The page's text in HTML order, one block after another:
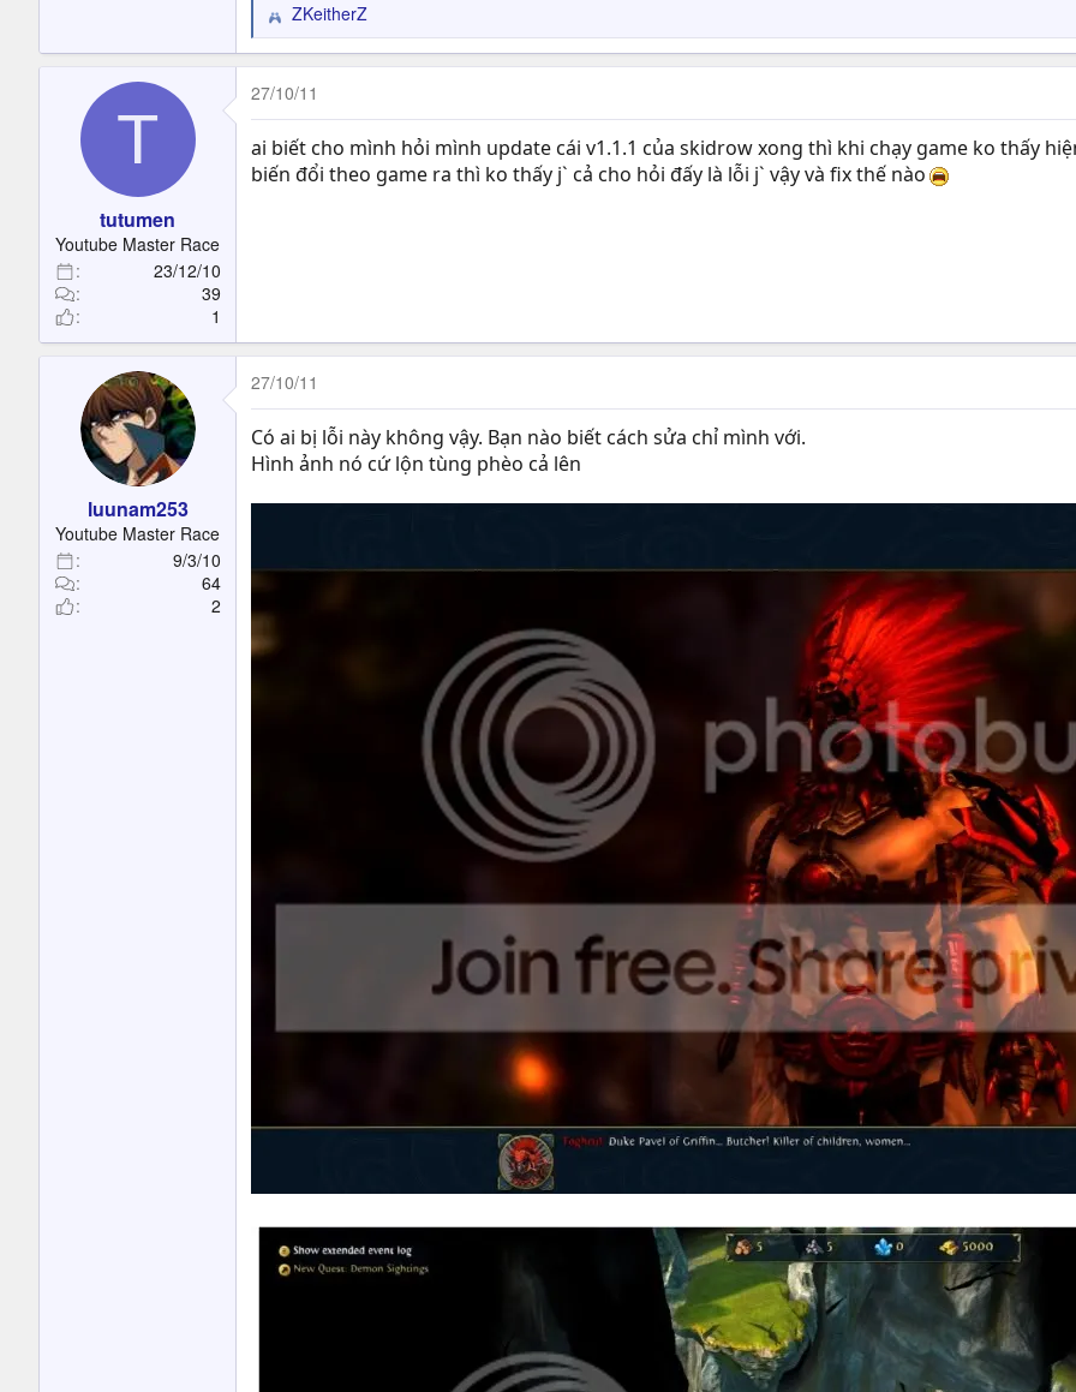
R
e
a
c
t
i
o
n
ZKeitherZ
T
tutumen
Youtube Master Race
23/12/10
39
1
27/10/11
ai biết cho mình hỏi mình update cái v1.1.1 của skidrow xong thì khi chạy game ko thấy
biến đổi theo game ra thì ko thấy j` cả cho hỏi đấy là lỗi j` vậy và fix thế nào
luunam253
Youtube Master Race
9/3/10
64
2
27/10/11
Có ai bị lỗi này không vậy. Bạn nào biết cách sửa chỉ mình với.
Hình ảnh nó cứ lộn tùng phèo cả lên